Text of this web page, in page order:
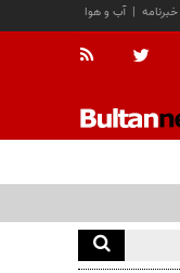
آب و هوا | خبرنامه